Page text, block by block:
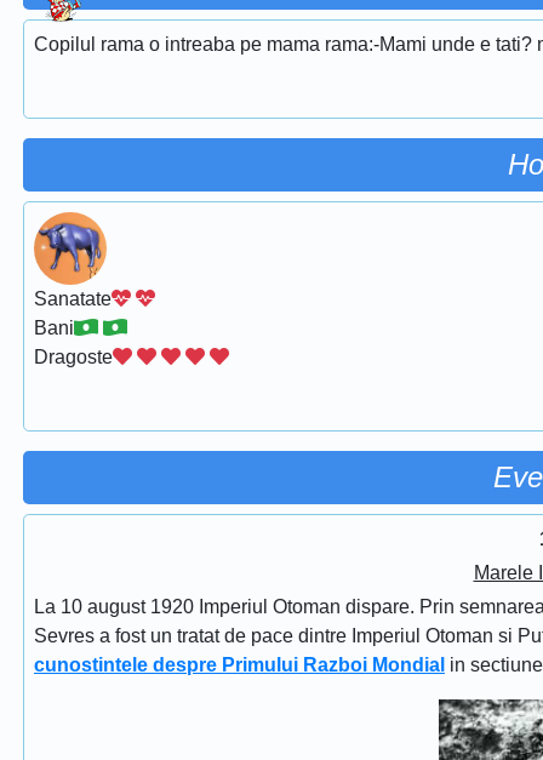
Copilul rama o intreaba pe mama rama:-Mami unde e tati?
Sanatate
Bani
Dragoste
Marele
La 10 august 1920 Imperiul Otoman dispare. Prin
Sevres a fost un tratat de pace dintre Imperiul Otoman si
cunostintele despre Primului Razboi Mondial in